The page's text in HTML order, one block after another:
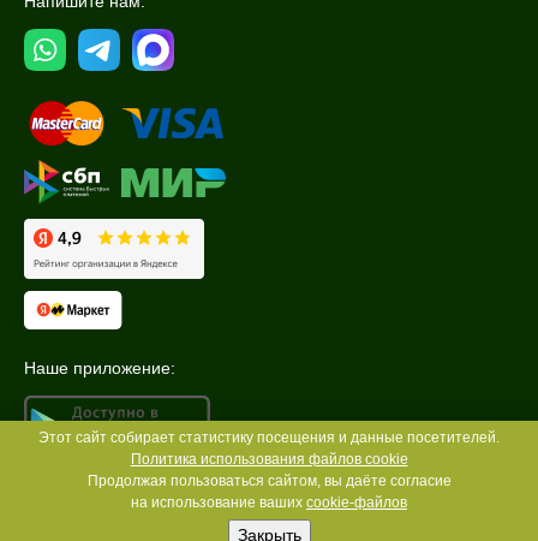
Наше приложение:
Этот сайт собирает статистику посещения и данные посетителей.
Политика использования файлов cookie
Продолжая пользоваться сайтом, вы даёте согласие
на использование ваших cookie-файлов
Закрыть